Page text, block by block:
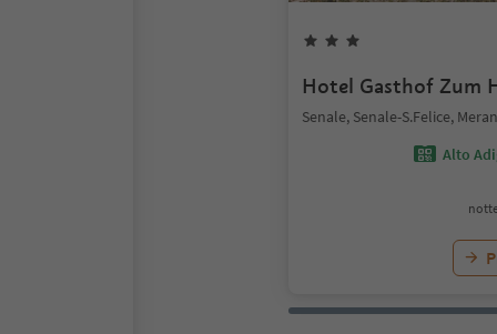
Hotel Gasthof Zum
Senale, Senale-S.Felice,
Alto